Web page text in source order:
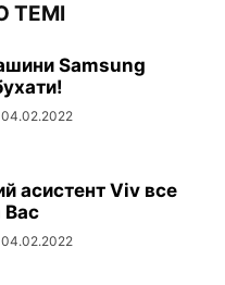
ТЕМІ
Samsung
04.02.2022
асистент Viv все
Вас
04.02.2022